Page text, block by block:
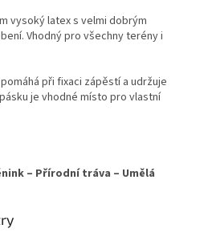
vysoký latex s velmi dobrým
Vhodný pro všechny terény i
při fixaci zápěstí a udržuje
je vhodné místo pro vlastní
– Přírodní tráva – Umělá